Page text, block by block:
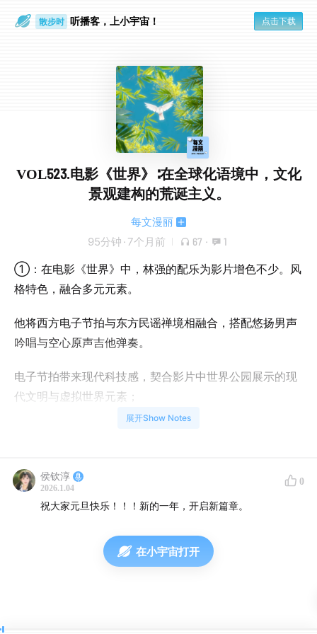
散步时 听播客，上小宇宙！ 点击下载
VOL523.电影《世界》∶在全球化语境中，文化
景观建构的荒诞主义。
每文漫丽
95分钟 · 7个月前 67 · 1
①：在电影《世界》中，林强的配乐为影片增色不少。风
格特色，融合多元元素。
他将西方电子节拍与东方民谣禅境相融合，搭配悠扬男声
吟唱与空心原声吉他弹奏。
电子节拍带来现代科技感，契合影片中世界公园展示的现
代文明与虚拟世界元素；
反映时代特征，融入流行音乐元素。比如歌曲《为爱痴
狂》和《乌兰巴托的夜》。
选取当时具有代表性的流行音乐，反映出那个时代的文化
展开Show Notes
侯钦淳
2026.1.04
0
祝大家元旦快乐！！！新的一年，开启新篇章。
在小宇宙打开